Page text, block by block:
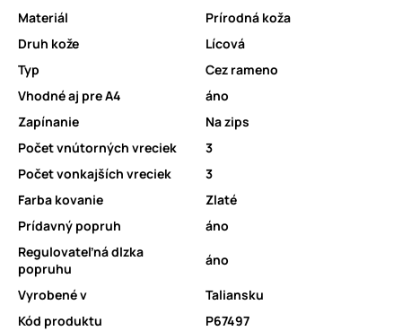
Materiál
Prírodná koža
Druh kože
Lícová
Typ
Cez rameno
Vhodné aj pre A4
áno
Zapínanie
Na zips
Počet vnútorných vreciek
3
Počet vonkajších vreciek
3
Farba kovanie
Zlaté
Prídavný popruh
áno
Regulovateľná dlzka
popruhu
áno
Vyrobené v
Taliansku
Kód produktu
P67497